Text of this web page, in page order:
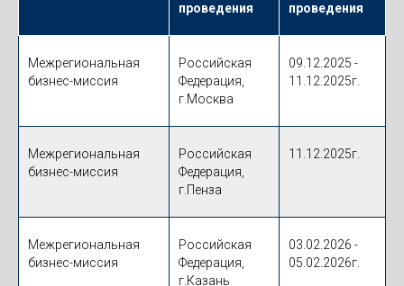
проведения
проведения
Межрегиональная
бизнес-миссия
Российская
Федерация,
г.Москва
09.12.2025 -
11.12.2025г.
Межрегиональная
бизнес-миссия
Российская
Федерация,
г.Пенза
11.12.2025г.
Межрегиональная
бизнес-миссия
Российская
Федерация,
г.Казань
03.02.2026 -
05.02.2026г.